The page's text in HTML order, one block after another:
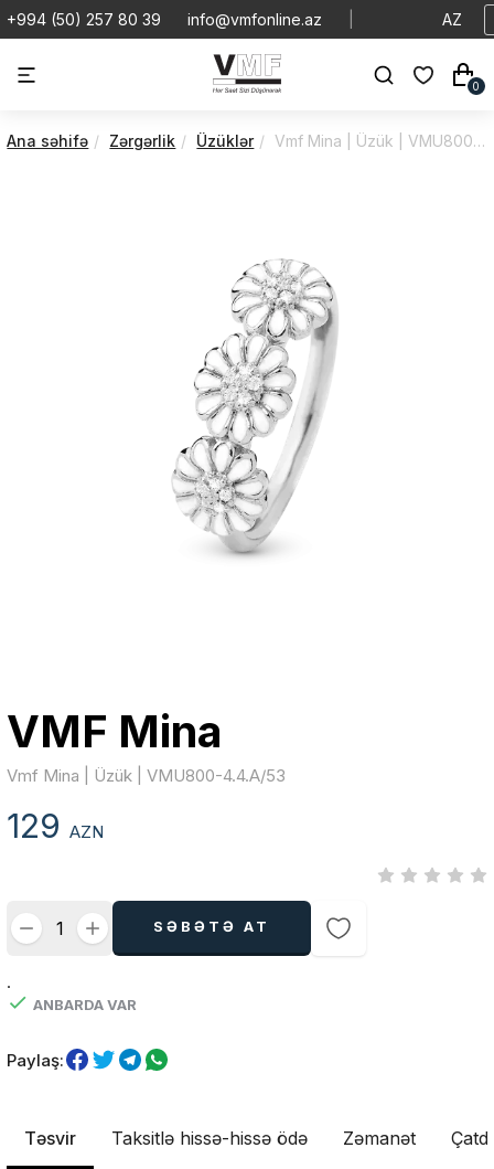
+994 (50) 257 80 39 info@vmfonline.az AZ
0
Ana səhifə Zərgərlik Üzüklər Vmf Mina | Üzük | VMU800-4.4.A/53
VMF Mina
Vmf Mina | Üzük | VMU800-4.4.A/53
129AZN
SƏBƏTƏ AT
.
ANBARDA VAR
Paylaş:
Təsvir Taksitlə hissə-hissə ödə Zəmanət